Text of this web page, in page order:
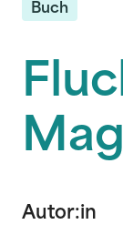
Buch
Autor:in